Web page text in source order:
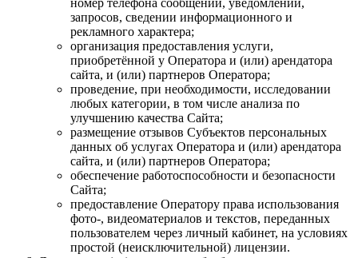
запросов, сведении информационного и
рекламного характера;
организация предоставления услуги,
приобретённой у Оператора и (или) арендатора
сайта, и (или) партнеров Оператора;
проведение, при необходимости, исследовании
любых категории, в том числе анализа по
улучшению качества Сайта;
размещение отзывов Субъектов персональных
данных об услугах Оператора и (или) арендатора
сайта, и (или) партнеров Оператора;
обеспечение работоспособности и безопасности
Сайта;
предоставление Оператору права использования
фото-, видеоматериалов и текстов, переданных
пользователем через личный кабинет, на условиях
простой (неисключительной) лицензии.